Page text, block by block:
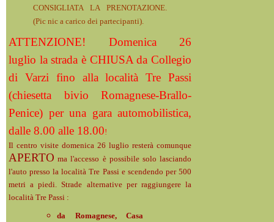
CONSIGLIATA LA PRENOTAZIONE.
(Pic nic a carico dei partecipanti).
ATTENZIONE! Domenica 26
luglio la strada è CHIUSA da Collegio
di Varzi fino alla località Tre Passi
(chiesetta bivio Romagnese-Brallo-
Penice) per una gara automobilistica,
dalle 8.00 alle 18.00!
Il centro visite domenica 26 luglio resterà comunque
APERTO ma l'accesso è possibile solo lasciando
l'auto presso la località Tre Passi e scendendo per 500
metri a piedi. Strade alternative per raggiungere la
località Tre Passi :
da Romagnese, Casa